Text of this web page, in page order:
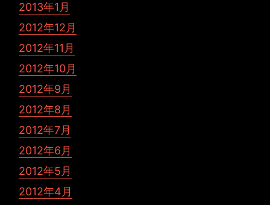
2013年1月
2012年12月
2012年11月
2012年10月
2012年9月
2012年8月
2012年7月
2012年6月
2012年5月
2012年4月